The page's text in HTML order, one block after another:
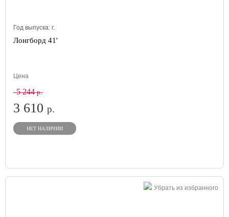
Год выпуска: г.
Лонгборд 41'
Цена
5 244р.
3 610 р.
НЕТ НАЛИЧИИ
Убрать из избранного